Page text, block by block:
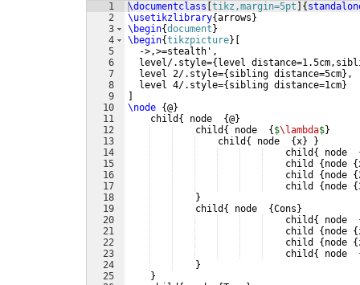
1
2
3
4
5
6
7
8
9
10
11
12
13
14
15
16
17
18
19
20
21
22
23
24
25
\documentclass tikz,margin=5pt {
\usetikzlibrary{arrows }
\begin{document }
\begin{tikzpicture}
  ->,>=stealth',
  level/.style=
{ level
  level 2/.style=
{ sibling distance=5cm} ,
  level 4/.style=
{ sibling distance=1cm}
\node {@}
    child
{ node {@}
    child
{ node { $\lambda$}
    child
{ node {x}
}
    child
{ node
    child
{ node {
    child
{ node {
    child
{ node {
}
    child
{ node {Cons }
    child
{ node
    child
{ node {
    child
{ node {
    child
{ node
}
}